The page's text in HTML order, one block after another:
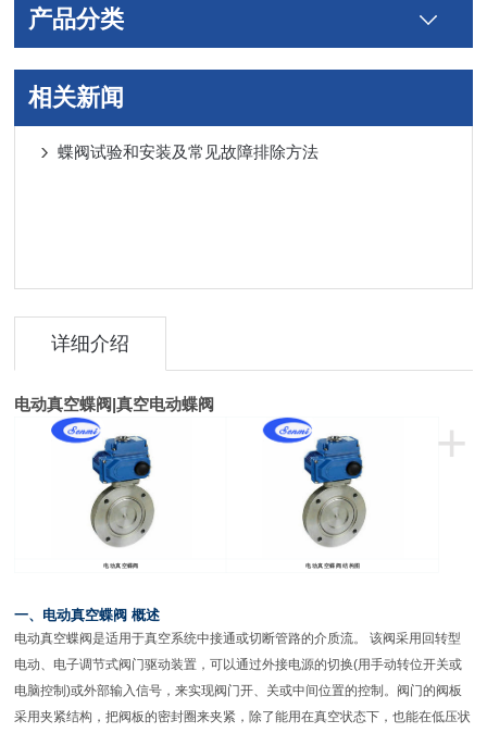
产品分类
相关新闻
蝶阀试验和安装及常见故障排除方法
详细介绍
电动真空蝶阀|真空电动蝶阀
+
电动真空蝶阀 电动真空蝶阀 结构图
一、电动真空蝶阀 概述
电动真空蝶阀是适用于真空系统中接通或切断管路的介质流。 该阀采用回转型
电动、电子调节式阀门驱动装置，可以通过外接电源的切换(用手动转位开关或
电脑控制)或外部输入信号，来实现阀门开、关或中间位置的控制。阀门的阀板
采用夹紧结构，把阀板的密封圈来夹紧，除了能用在真空状态下，也能在低压状